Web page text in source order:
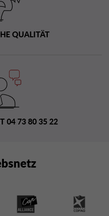
QUALITÄT
04 73 80 35 22